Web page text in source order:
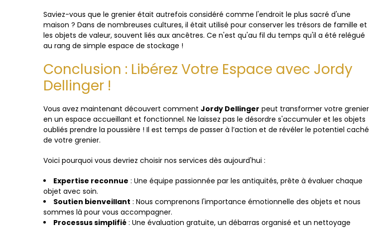
Saviez-vous que le grenier était autrefois considéré comme l'endroit le plus sacré d'une
maison ? Dans de nombreuses cultures, il était utilisé pour conserver les trésors de famille et
les objets de valeur, souvent liés aux ancêtres. Ce n'est qu'au fil du temps qu'il a été relégué
au rang de simple espace de stockage !
Conclusion : Libérez Votre Espace avec Jordy
Dellinger !
Vous avez maintenant découvert comment Jordy Dellinger peut transformer votre grenier
en un espace accueillant et fonctionnel. Ne laissez pas le désordre s'accumuler et les objets
oubliés prendre la poussière ! Il est temps de passer à l’action et de révéler le potentiel caché
de votre grenier.
Voici pourquoi vous devriez choisir nos services dès aujourd'hui :
Expertise reconnue : Une équipe passionnée par les antiquités, prête à évaluer chaque
objet avec soin.
Soutien bienveillant : Nous comprenons l'importance émotionnelle des objets et nous
sommes là pour vous accompagner.
Processus simplifié : Une évaluation gratuite, un débarras organisé et un nettoyage